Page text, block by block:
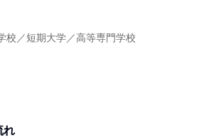
校／短期大学／高等専門学校
れ